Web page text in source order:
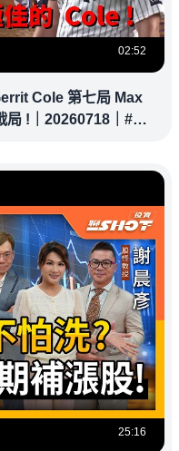
02:52
Cole 第七局 Max
局 !｜20260718｜#洛
25:16